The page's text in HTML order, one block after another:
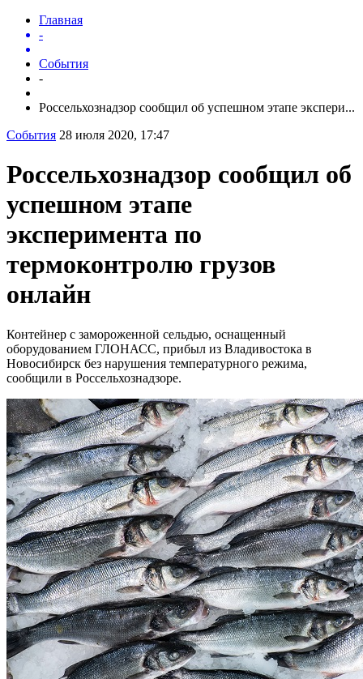
Главная
-
События
-
Россельхознадзор сообщил об успешном этапе экспери...
События 28 июля 2020, 17:47
Россельхознадзор сообщил об
успешном этапе
эксперимента по
термоконтролю грузов
онлайн
Контейнер с замороженной сельдью, оснащенный
оборудованием ГЛОНАСС, прибыл из Владивостока в
Новосибирск без нарушения температурного режима,
сообщили в Россельхознадзоре.